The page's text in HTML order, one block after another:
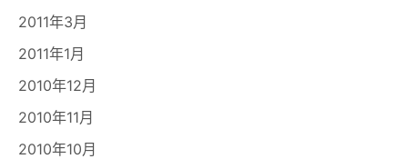
2011年3月
2011年1月
2010年12月
2010年11月
2010年10月